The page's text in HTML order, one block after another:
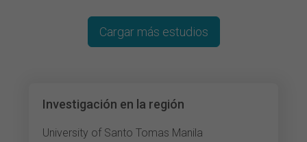
Investigación en la región
University of Santo Tomas Manila
Cargar más estudios